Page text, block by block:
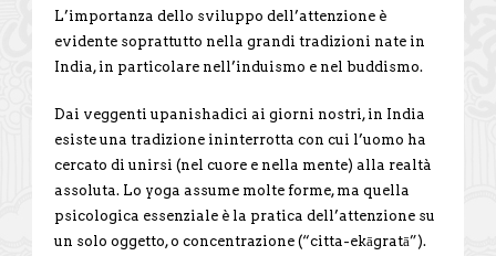
L’importanza dello sviluppo dell’attenzione è
evidente soprattutto nella grandi tradizioni nate in
India, in particolare nell’induismo e nel buddismo.
Dai veggenti upanishadici ai giorni nostri, in India
esiste una tradizione ininterrotta con cui l’uomo ha
cercato di unirsi (nel cuore e nella mente) alla realtà
assoluta. Lo yoga assume molte forme, ma quella
psicologica essenziale è la pratica dell’attenzione su
un solo oggetto, o concentrazione (“citta-ekāgratā”).